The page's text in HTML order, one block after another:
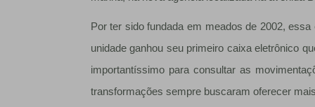
Por ter sido fundada em meados de 2002,
unidade ganhou seu primeiro caixa eletrônico
importantíssimo para consultar as
transformações sempre buscaram oferecer